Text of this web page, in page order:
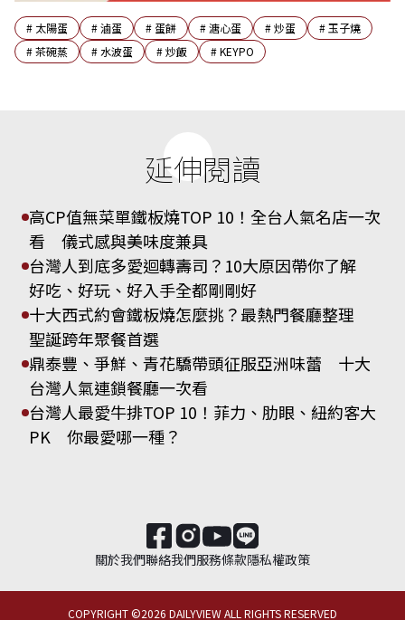
# 太陽蛋 #滷蛋 # 蛋餅 #溏心蛋 #炒蛋 #玉子燒
#茶碗蒸 # 水波蛋 #炒飯 #KEYPO
延伸閱讀
高CP值無菜單鐵板燒TOP 10！全台人氣名店一次
看 儀式感與美味度兼具
台灣人到底多愛迴轉壽司？10大原因帶你了解
好吃、好玩、好入手全都剛剛好
十大西式約會鐵板燒怎麼挑？最熱門餐廳整理
聖誕跨年聚餐首選
鼎泰豐、爭鮮、青花驕帶頭征服亞洲味蕾 十大
台灣人氣連鎖餐廳一次看
台灣人最愛牛排TOP 10！菲力、肋眼、紐約客大
PK 你最愛哪一種？
關於我們聯絡我們服務條款隱私權政策
COPYRIGHT ©2026 DAILYVIEW ALL RIGHTS RESERVED